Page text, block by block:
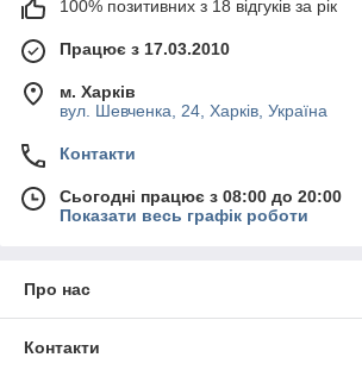
100% позитивних з 18 відгуків за рік
Працює з 17.03.2010
м. Харків
вул. Шевченка, 24, Харків, Україна
Контакти
Сьогодні працює з 08:00 до 20:00
Показати весь графік роботи
Про нас
Контакти